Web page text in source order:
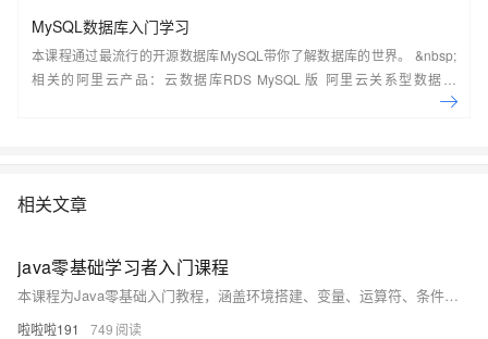
MySQL数据库入门学习
本课程通过最流行的开源数据库MySQL带你了解数据库的世界。 &nbsp;
相关的阿里云产品：云数据库RDS MySQL 版 阿里云关系型数据库
RDS（Relational Database Service）是一种稳定可靠、可弹性伸缩的在
相关文章
java零基础学习者入门课程
本课程为Java零基础入门教程，涵盖环境搭建、变量、运算符、条件循环、数组及面向对象基础，每讲配示例代码与实践建议，助你循序渐进掌握核心知识，轻松迈入Java编程世界。
啦啦啦191 749